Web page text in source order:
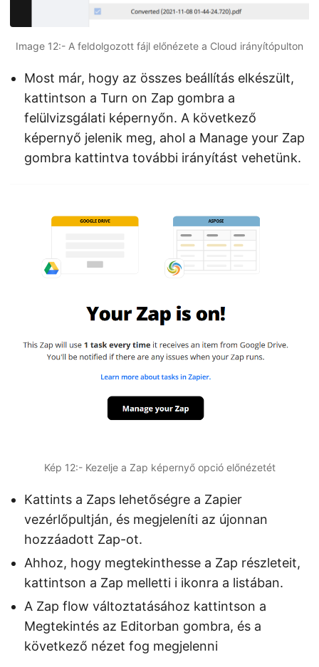
Image 12:- A feldolgozott fájl előnézete a Cloud irányítópulton
Most már, hogy az összes beállítás elkészült,
kattintson a Turn on Zap gombra a
felülvizsgálati képernyőn. A következő
képernyő jelenik meg, ahol a Manage your Zap
gombra kattintva további irányítást vehetünk.
Kép 12:- Kezelje a Zap képernyő opció előnézetét
Kattints a Zaps lehetőségre a Zapier
vezérlőpultján, és megjeleníti az újonnan
hozzáadott Zap-ot.
Ahhoz, hogy megtekinthesse a Zap részleteit,
kattintson a Zap melletti i ikonra a listában.
A Zap flow változtatásához kattintson a
Megtekintés az Editorban gombra, és a
következő nézet fog megjelenni